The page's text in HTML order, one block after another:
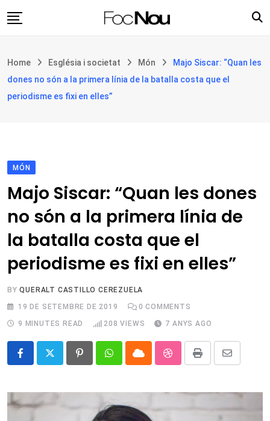
to
Filosofia i teologia
Cultura
Botiga
Home Església i societat Món
Majo Siscar: “Quan les
dones no són a la primera línia de la batalla costa que el
periodisme es fixi en elles”
MÓN
Majo Siscar: “Quan les dones
no són a la primera línia de
la batalla costa que el
periodisme es fixi en elles”
BYQUERALT CASTILLO CEREZUELA
19 DE SETEMBRE DE 2019
0 COMMENTS
9 MINUTES READ
208 VIEWS 7 ANYS AGO
PinterestWhatsappCloud StumbleUpon
Print
Share
Email